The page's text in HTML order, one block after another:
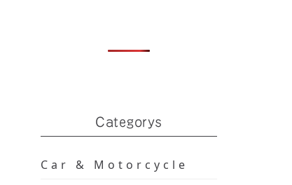
Categorys
Car & Motorcycle